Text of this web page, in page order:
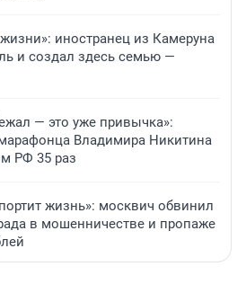
иностранец из Камеруна
и создал здесь семью —
— это уже привычка»:
Владимира Никитина
РФ 35 раз
жизнь»: москвич обвинил
в мошенничестве и пропаже